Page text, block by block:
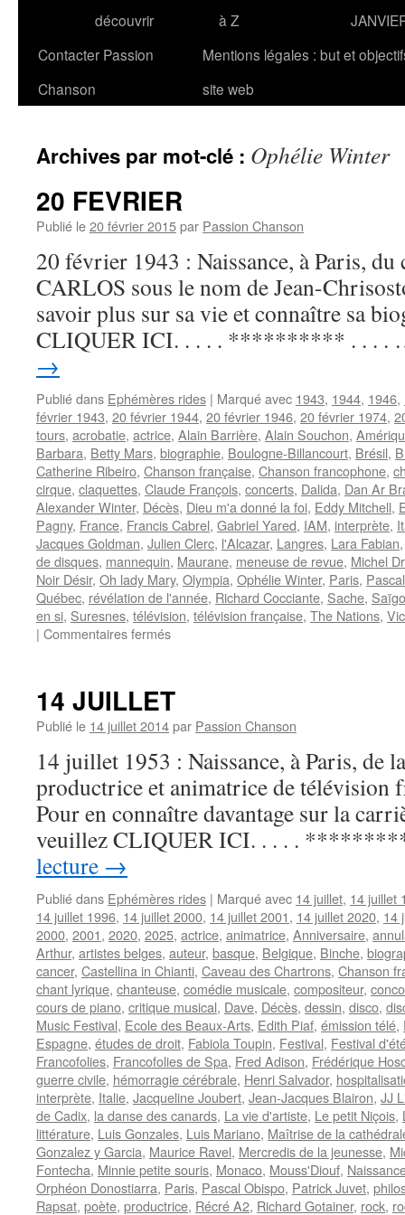
découvrir
à Z
Contacter Passion
Chanson
Mentions légales : but et
site web
Archives par mot-clé : Ophélie Winter
20 FEVRIER
Publié le20 février 2015par Passion Chanson
20 février 1943 : Naissance, à Paris,
CARLOS sous le nom de Jean-
savoir plus sur sa vie et connaître sa
CLIQUER ICI. . . . . ********** . . .
→
Publié dans Ephémères rides | Marqué avec 1943, 1944, 1946,
février 1943, 20 février 1944, 20 février 1946, 20 février 1974,
tours, acrobatie, actrice, Alain Barrière, Alain Souchon,
Barbara, Betty Mars, biographie, Boulogne-Billancourt, Brésil,
Catherine Ribeiro, Chanson française, Chanson francophone,
cirque, claquettes, Claude François, concerts, Dalida, Dan Ar
Alexander Winter, Décès, Dieu m'a donné la foi, Eddy Mitchell,
Pagny, France, Francis Cabrel, Gabriel Yared, IAM, interprète,
Jacques Goldman, Julien Clerc, l'Alcazar, Langres, Lara Fabian
de disques, mannequin, Maurane, meneuse de revue, Michel
Noir Désir, Oh lady Mary, Olympia, Ophélie Winter, Paris,
Québec, révélation de l'année, Richard Cocciante, Sache,
en si, Suresnes, télévision, télévision française, The Nations,
| Commentaires ferméssur
14 JUILLET
Publié le 14 juillet 2014par Passion Chanson
14 juillet 1953 : Naissance, à Paris, de
productrice et animatrice de télévision
Pour en connaître davantage sur la
veuillez CLIQUER ICI. . . . .
lecture →
Publié dans Ephémères rides | Marqué avec 14 juillet, 14 juillet
14 juillet 1996, 14 juillet 2000, 14 juillet 2001, 14 juillet 2020, 14
2000, 2001, 2020, 2025, actrice, animatrice, Anniversaire,
Arthur, artistes belges, auteur, basque, Belgique, Binche,
cancer, Castellina in Chianti, Caveau des Chartrons, Chanson
chant lyrique, chanteuse, comédie musicale, compositeur,
cours de piano, critique musical, Dave, Décès, dessin, disco,
Music Festival, Ecole des Beaux-Arts, Edith Piaf, émission télé,
Espagne, études de droit, Fabiola Toupin, Festival, Festival
Francofolies, Francofolies de Spa, Fred Adison, Frédérique
guerre civile, hémorragie cérébrale, Henri Salvador,
interprète, Italie, Jacqueline Joubert, Jean-Jacques Blairon, JJ
de Cadix, la danse des canards, La vie d'artiste, Le petit Niçois,
littérature, Luis Gonzales, Luis Mariano, Maîtrise de la
Gonzalez y Garcia, Maurice Ravel, Mercredis de la jeunesse,
Fontecha, Minnie petite souris, Monaco, Mouss'Diouf,
Orphéon Donostiarra, Paris, Pascal Obispo, Patrick Juvet,
Rapsat, poète, productrice, Récré A2, Richard Gotainer, rock,